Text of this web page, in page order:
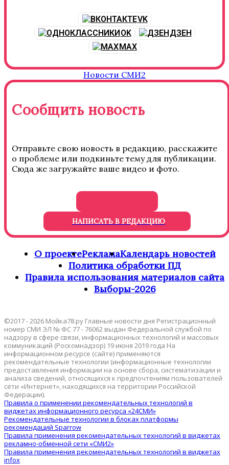
VK
OK
ДЗЕН
MAX
Новости СМИ2
Сообщить новость
Отправьте свою новость в редакцию, расскажите
о проблеме или подкиньте тему для публикации.
Сюда же загружайте ваше видео и фото.
НАПИСАТЬ В РЕДАКЦИЮ
О проектеРекламаКалендарь новостей
Политика обработки ПД
Правила использования материалов сайта
Выборы-2026
©2017 - 2026 Мойка78.ру Главные новости дня Регистрационный
номер СМИ ЭЛ № ФС 77 - 76062 выдан Федеральной службой по
надзору в сфере связи, информационных технологий и массовых
коммуникаций (Роскомнадзор) 19 июня 2019 года На
информационном ресурсе (сайте) применяются
рекомендательные технологии (информационные технологии
предоставления информации на основе сбора, систематизации и
анализа сведений, относящихся к предпочтениям пользователей
сети «Интернет», находящихся на территории Российской
Федерации).
Правила о применении рекомендательных технологий в
виджетах информационного ресурса «24СМИ»
Рекомендательные технологии в блоках платформы
рекомендаций Sparrow
Правила применения рекомендательных технологий в виджетах
рекламно-обменной сети «СМИ2»
Правила применения рекомендательных технологий в виджетах
infox